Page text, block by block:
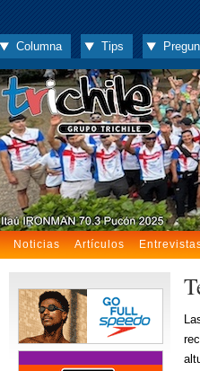
Columna Tips
Noticias Artículos